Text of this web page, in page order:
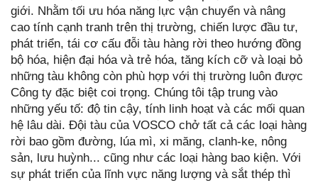
giới. Nhằm tối ưu hóa năng lực vận chuyển và nâng
cao tính cạnh tranh trên thị trường, chiến lược đầu tư,
phát triển, tái cơ cấu đỗi tàu hàng rời theo hướng đồng
bộ hóa, hiện đại hóa và trẻ hóa, tăng kích cỡ và loại bỏ
những tàu không còn phù hợp với thị trường luôn được
Công ty đặc biệt coi trọng. Chúng tôi tập trung vào
những yếu tố: độ tin cậy, tính linh hoạt và các mối quan
hệ lâu dài. Đội tàu của VOSCO chở tất cả các loại hàng
rời bao gồm đường, lúa mì, xi măng, clanh-ke, nông
sản, lưu huỳnh... cũng như các loại hàng bao kiện. Với
sự phát triển của lĩnh vực năng lượng và sắt thép thì